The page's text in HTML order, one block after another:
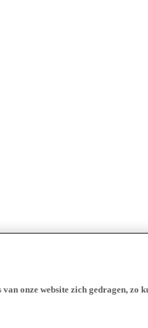
onze website zich gedragen, zo